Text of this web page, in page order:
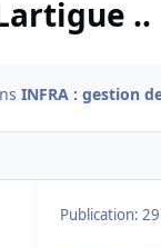
..
INFRA : gestion
Publication: